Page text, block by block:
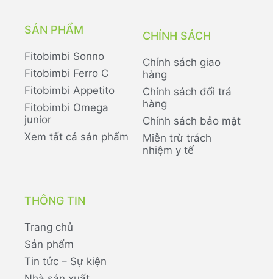
SẢN PHẨM
Fitobimbi Sonno
Fitobimbi Ferro C
Fitobimbi Appetito
Fitobimbi Omega
junior
Xem tất cả sản phẩm
CHÍNH SÁCH
Chính sách giao
hàng
Chính sách đổi trả
hàng
Chính sách bảo mật
Miễn trừ trách
nhiệm y tế
THÔNG TIN
Trang chủ
Sản phẩm
Tin tức – Sự kiện